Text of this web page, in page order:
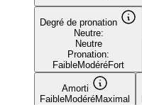
Degré de pronation
Neutre:
Neutre
Pronation:
FaibleModéréFort
Amorti
FaibleModéréMaximal